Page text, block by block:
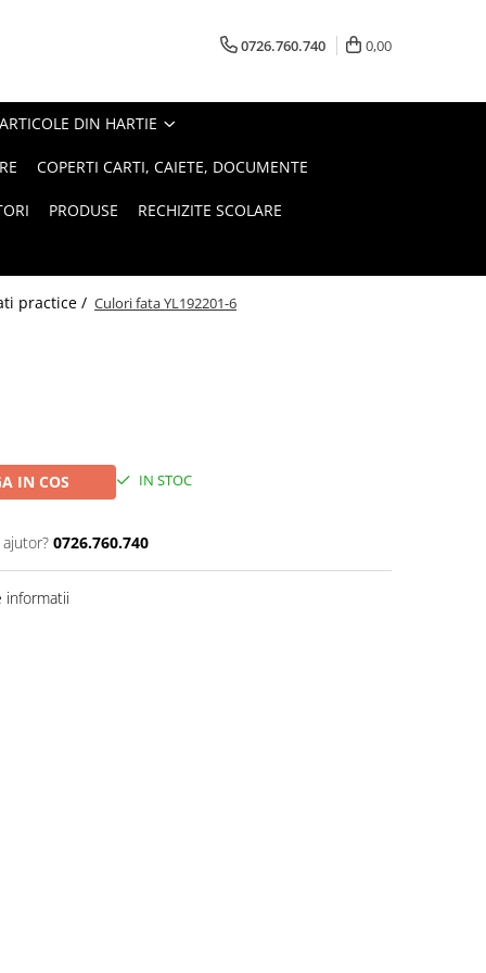
0726.760.740 0,00
ARTICOLE DIN HARTIE
COPERTI CARTI, CAIETE, DOCUMENTE
PRODUSE RECHIZITE SCOLARE
practice / Culori fata YL192201-6
IN COS IN STOC
0726.760.740
informatii